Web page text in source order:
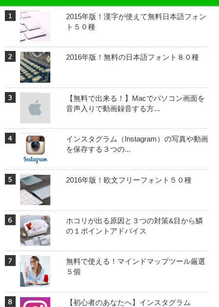
2015年版！漢字が使えて無料日本語フォン
ト５０種
2016年版！無料の日本語フォント８０種
【無料で出来る！】Macでパソコン画面を
音声入りで動画録音する方...
インスタグラム（Instagram）の写真や動画
を保存する３つの...
2016年版！欧文フリーフォント５０種
ホコリが出る原因と３つの対策&目から鱗
の１ポイントアドバイス
無料で使える！マインドマップツール厳選
５個
【初心者のあなたへ】インスタグラム